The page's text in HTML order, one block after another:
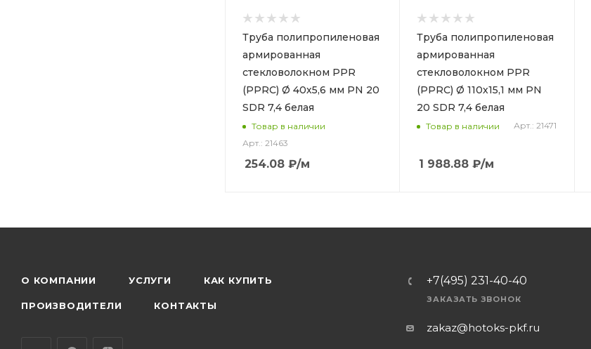
Труба полипропиленовая
армированная
стекловолокном PPR
(PPRC) Ø 40х5,6 мм PN 20
SDR 7,4 белая
Товар в наличии
Арт.: 21463
254.08 ₽/м
Труба полипропиленовая
армированная
стекловолокном PPR
(PPRC) Ø 110х15,1 мм PN
20 SDR 7,4 белая
Товар в наличии Арт.: 21471
1 988.88 ₽/м
О КОМПАНИИ УСЛУГИ КАК КУПИТЬ
ПРОИЗВОДИТЕЛИ КОНТАКТЫ
+7(495) 231-40-40
ЗАКАЗАТЬ ЗВОНОК
zakaz@hotoks-pkf.ru